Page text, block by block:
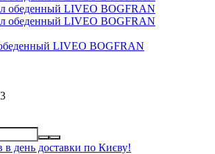
LIVEO BOGFRAN
в день доставки по Києву!